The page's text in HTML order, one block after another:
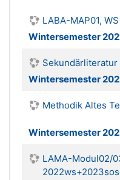
LABA-MAP01,
Wintersemester
Wintersemester
Methodik Altes
Wintersemester
LAMA-Modul02/